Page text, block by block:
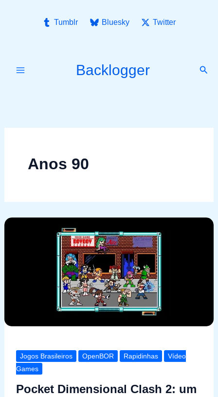
Tumblr Bluesky Twitter
Backlogger
Anos 90
Jogos Brasileiros OpenBOR Rapidinhas
Vídeo
Games
Pocket Dimensional Clash 2: um